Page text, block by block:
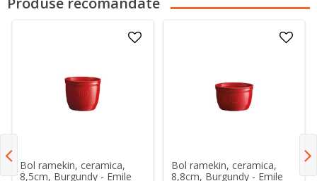
Bol ramekin, ceramica,
8,5cm, Burgundy - Emile
Bol ramekin, ceramica,
8,8cm, Burgundy - Emile